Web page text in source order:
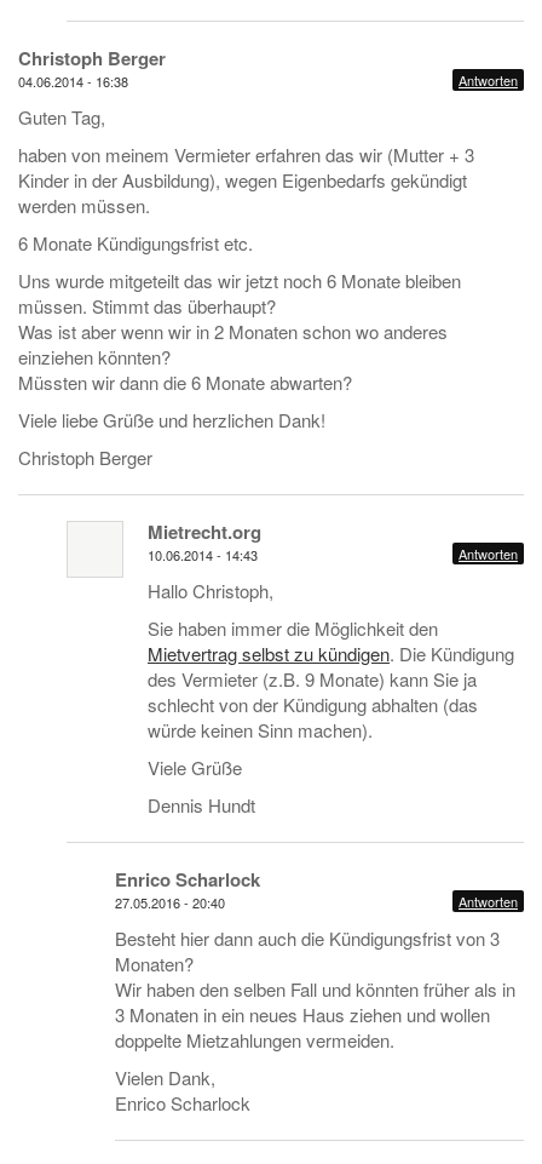
Christoph Berger
04.06.2014 - 16:38 Antworten
Guten Tag,
haben von meinem Vermieter erfahren das wir (Mutter + 3
Kinder in der Ausbildung), wegen Eigenbedarfs gekündigt
werden müssen.
6 Monate Kündigungsfrist etc.
Uns wurde mitgeteilt das wir jetzt noch 6 Monate bleiben
müssen. Stimmt das überhaupt?
Was ist aber wenn wir in 2 Monaten schon wo anderes
einziehen könnten?
Müssten wir dann die 6 Monate abwarten?
Viele liebe Grüße und herzlichen Dank!
Christoph Berger
Mietrecht.org
10.06.2014 - 14:43 Antworten
Hallo Christoph,
Sie haben immer die Möglichkeit den
Mietvertrag selbst zu kündigen. Die Kündigung
des Vermieter (z.B. 9 Monate) kann Sie ja
schlecht von der Kündigung abhalten (das
würde keinen Sinn machen).
Viele Grüße
Dennis Hundt
Enrico Scharlock
27.05.2016 - 20:40 Antworten
Besteht hier dann auch die Kündigungsfrist von 3
Monaten?
Wir haben den selben Fall und könnten früher als in
3 Monaten in ein neues Haus ziehen und wollen
doppelte Mietzahlungen vermeiden.
Vielen Dank,
Enrico Scharlock